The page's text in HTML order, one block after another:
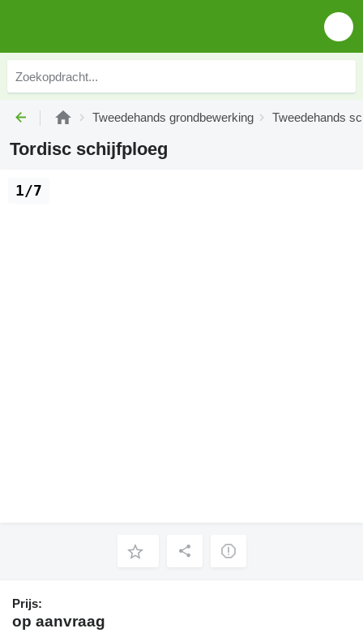
Tweedehands grondbewerking Tweedehands
Tordisc schijfploeg
1/7
Prijs:
op aanvraag